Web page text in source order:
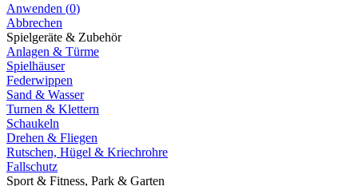
Anwenden (0)
Abbrechen
Spielgeräte & Zubehör
Anlagen & Türme
Spielhäuser
Federwippen
Sand & Wasser
Turnen & Klettern
Schaukeln
Drehen & Fliegen
Rutschen, Hügel & Kriechrohre
Fallschutz
Sport & Fitness, Park & Garten